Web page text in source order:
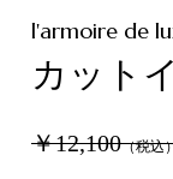
カット
￥12,100（税込
l'armoire de